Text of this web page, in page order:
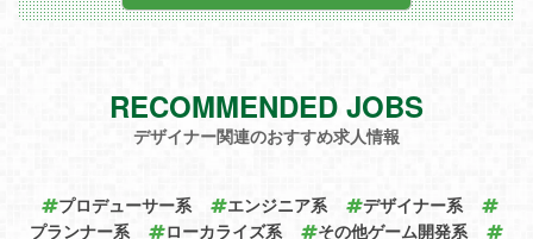
1プログラマーの枠を飛び越え、数多の技
中のプロジェクトまで、幅広く活躍する機
会があります。
技術面のみならず、プログラマー同士や各
ける。
そんな技術のスペシャリストになります。
RECOMMENDED JOBS
デザイナー関連のおすすめ求人情報
プロデューサー系 エンジニア系
デザイナー系
プランナー系
ローカライズ系
その他ゲーム開発系